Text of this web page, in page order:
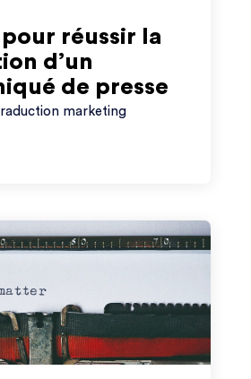
réussir la
d’un
de presse
marketing